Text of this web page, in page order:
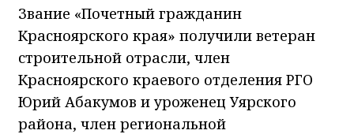
Звание «Почетный гражданин
Красноярского края» получили ветеран
строительной отрасли, член
Красноярского краевого отделения РГО
Юрий Абакумов и уроженец Уярского
района, член региональной